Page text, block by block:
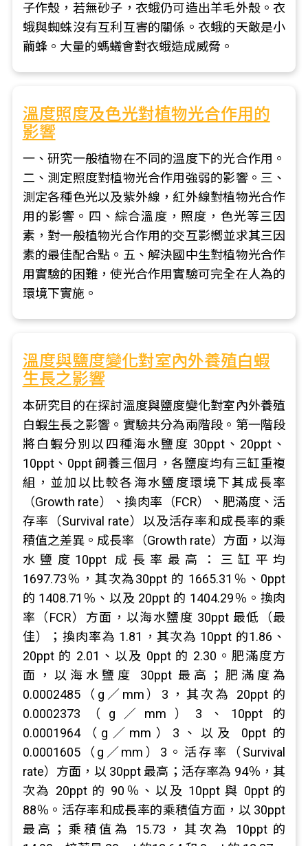
子作殼，若無砂子，衣蛾仍可造出羊毛外殼。衣
蛾與蜘蛛沒有互利互害的關係。衣蛾的天敵是小
繭蜂。大量的螞蟻會對衣蛾造成威脅。
溫度照度及色光對植物光合作用的
影響
一、研究一般植物在不同的溫度下的光合作用。
二、測定照度對植物光合作用強弱的影響。三、
測定各種色光以及紫外線，紅外線對植物光合作
用的影響。四、綜合溫度，照度，色光等三因
素，對一般植物光合作用的交互影嚮並求其三因
素的最佳配合點。五、解決國中生對植物光合作
用實驗的困難，使光合作用實驗可完全在人為的
環境下實施。
溫度與鹽度變化對室內外養殖白蝦
生長之影響
本研究目的在探討溫度與鹽度變化對室內外養殖
白蝦生長之影響。實驗共分為兩階段。第一階段
將白蝦分別以四種海水鹽度 30ppt、20ppt、
10ppt、0ppt 飼養三個月，各鹽度均有三缸重複
組，並加以比較各海水鹽度環境下其成長率
（Growth rate）、換肉率（FCR）、肥滿度、活
存率（Survival rate）以及活存率和成長率的乘
積值之差異。成長率（Growth rate）方面，以海
水鹽度10ppt 成長率最高：三缸平均
1697.73％，其次為30ppt 的 1665.31％、0ppt
的 1408.71％、以及 20ppt 的 1404.29％。換肉
率（FCR）方面，以海水鹽度 30ppt 最低（最
佳）；換肉率為 1.81，其次為 10ppt 的1.86、
20ppt 的 2.01、以及 0ppt 的 2.30。肥滿度方
面，以海水鹽度 30ppt 最高；肥滿度為
0.0002485（g／mm）3，其次為 20ppt 的
0.0002373（g／mm）3、10ppt 的
0.0001964（g／mm）3、以及 0ppt 的
0.0001605（g／mm）3。活存率（Survival
rate）方面，以 30ppt 最高；活存率為 94％，其
次為 20ppt 的 90％、以及 10ppt 與 0ppt 的
88％。活存率和成長率的乘積值方面，以 30ppt
最高；乘積值為 15.73，其次為 10ppt 的